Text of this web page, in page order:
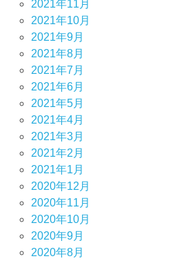
2021年11月
2021年10月
2021年9月
2021年8月
2021年7月
2021年6月
2021年5月
2021年4月
2021年3月
2021年2月
2021年1月
2020年12月
2020年11月
2020年10月
2020年9月
2020年8月